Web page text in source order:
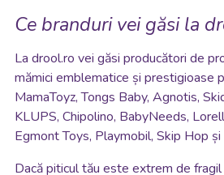
Ce branduri vei găsi la
La drool.ro vei găsi producători de
mămici emblematice și prestigioase
MamaToyz, Tongs Baby, Agnotis,
KLUPS, Chipolino, BabyNeeds,
Egmont Toys, Playmobil, Skip Hop
Dacă piticul tău este extrem de